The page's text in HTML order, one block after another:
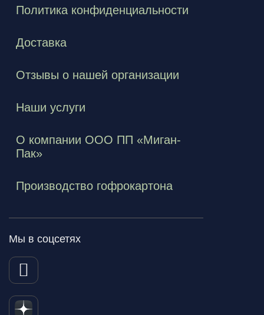
Политика конфиденциальности
Доставка
Отзывы о нашей организации
Наши услуги
О компании ООО ПП «Миган-
Пак»
Производство гофрокартона
Мы в соцсетях